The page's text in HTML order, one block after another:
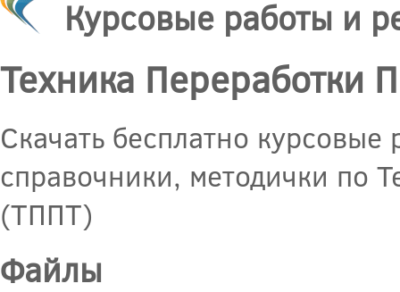
Курсовые работы и
Техника Переработки
Скачать бесплатно
справочники, методички по
(ТППТ)
Файлы